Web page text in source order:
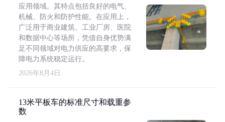
应用领域。其特点包括良好的电气、
机械、防火和防护性能。在应用上，
广泛用于商业建筑、工业厂房、医院
和数据中心等场所，凭借自身优势满
足不同领域对电力供应的高要求，保
障电力系统稳定运行。
2026年8月4日
13米平板车的标准尺寸和载重参
数